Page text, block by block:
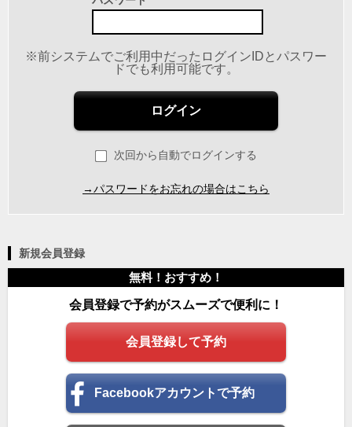
※前システムでご利用中だったログインIDとパスワー
ドでも利用可能です。
ログイン
次回から自動でログインする
→パスワードをお忘れの場合はこちら
新規会員登録
無料！おすすめ！
会員登録で予約がスムーズで便利に！
会員登録して予約
Facebookアカウントで予約